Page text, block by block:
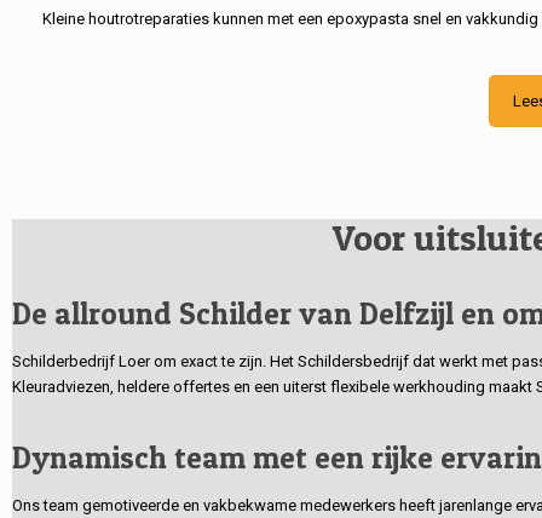
Kleine houtrotreparaties kunnen met een epoxypasta snel en
Voor
De allround Schilder van Delfzijl en
Schilderbedrijf Loer om exact te zijn. Het Schildersbedrijf dat werkt met
Kleuradviezen, heldere offertes en een uiterst flexibele werkhouding
Dynamisch team met een rijke
Ons team gemotiveerde en vakbekwame medewerkers heeft jarenlange